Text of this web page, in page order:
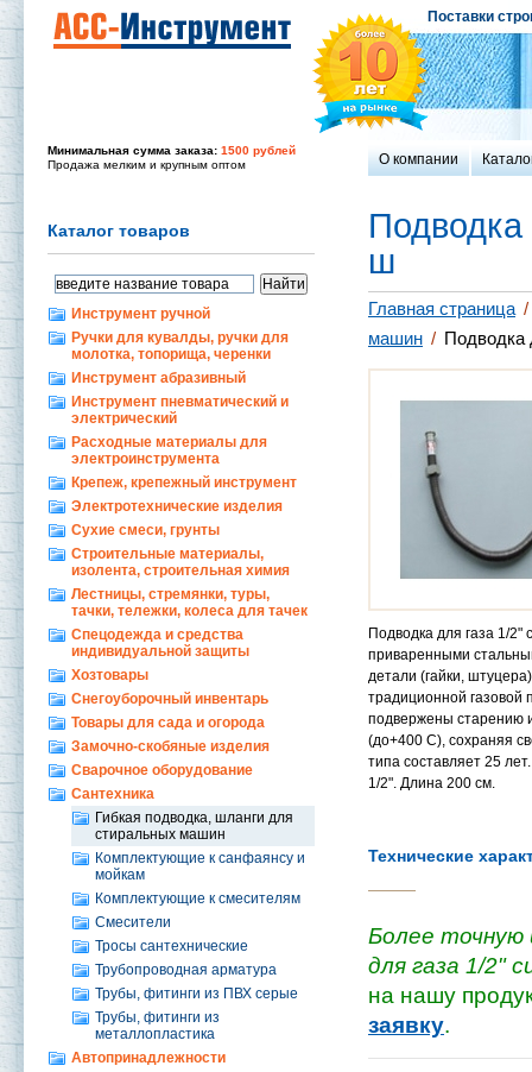
Поставки
О компании
Минимальная сумма заказа: 1500 рублей
Продажа мелким и крупным оптом
Каталог товаров
Инструмент ручной
Ручки для кувалды, ручки для
молотка, топорища, черенки
Инструмент абразивный
Инструмент пневматический и
электрический
Расходные материалы для
электроинструмента
Крепеж, крепежный инструмент
Электротехнические изделия
Сухие смеси, грунты
Строительные материалы,
изолента, строительная химия
Лестницы, стремянки, туры,
тачки, тележки, колеса для тачек
Спецодежда и средства
индивидуальной защиты
Хозтовары
Снегоуборочный инвентарь
Товары для сада и огорода
Замочно-скобяные изделия
Сварочное оборудование
Сантехника
Гибкая подводка, шланги для
стиральных машин
Комплектующие к санфаянсу и
мойкам
Комплектующие к смесителям
Смесители
Тросы сантехнические
Трубопроводная арматура
Трубы, фитинги из ПВХ серые
Трубы, фитинги из
металлопластика
Автопринадлежности
Подводка
ш
Главная страница /
машин / Подводка
Подводка для газа 1/2"
приваренными
детали (гайки,
традиционной газовой
подвержены старению
(до+400 С), сохраняя
типа составляет 25
1/2". Длина 200 см.
Технические
Более точную
для газа 1/2"
на нашу
заявку.